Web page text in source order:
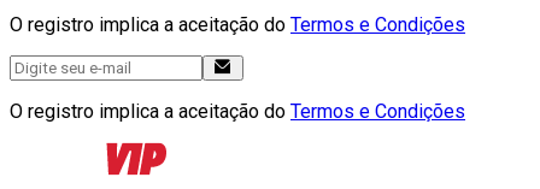
O registro implica a aceitação do Termos e Condições
O registro implica a aceitação do Termos e Condições